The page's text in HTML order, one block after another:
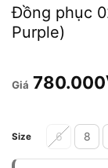
Đồng phục
Purple)
780.000
Size 6 8
Alternative: